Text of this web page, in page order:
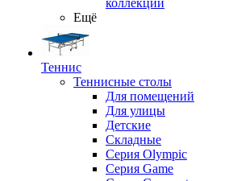
коллекции
Ещё
Теннис
Теннисные столы
Для помещений
Для улицы
Детские
Складные
Серия Olympic
Серия Game